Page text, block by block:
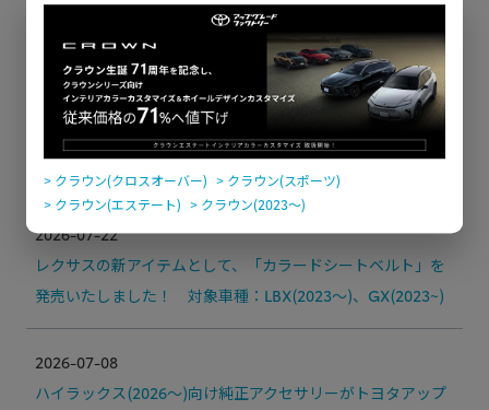
ト」「ドアミラーカバー」を発売いたしました！
2026-07-22
トヨタの新アイテムとして、「カラードシートベルト」を発
売いたしました！ 対象車種：RAV4(2019～2025)、ハリア
ー(2020～)
2026-07-22
レクサスの新アイテムとして、「カラードシートベルト」を
発売いたしました！ 対象車種：LBX(2023～)、GX(2023~)
2026-07-08
ハイラックス(2026～)向け純正アクセサリーがトヨタアップ
> クラウン(クロスオーバー) > クラウン(スポーツ)
> クラウン(エステート) > クラウン(2023〜)